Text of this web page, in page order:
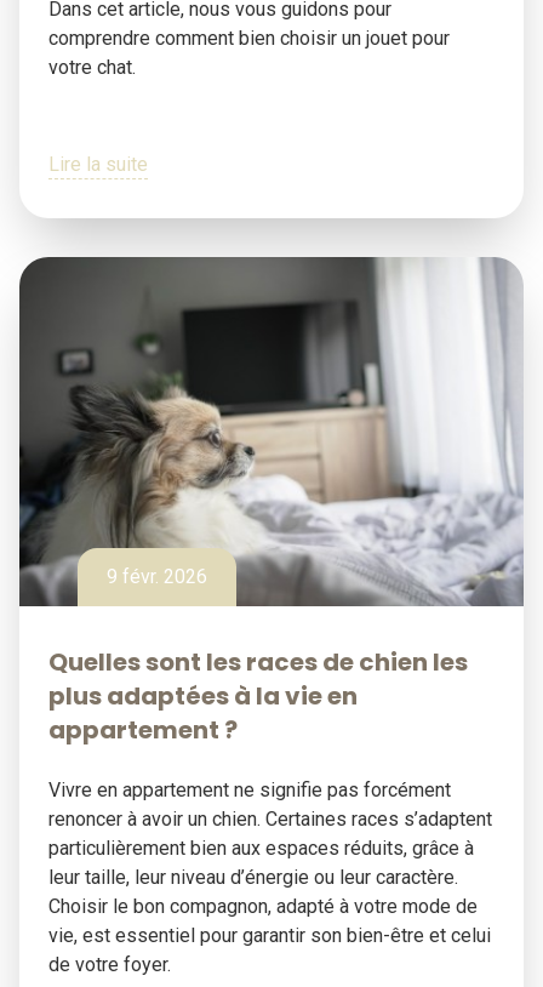
Dans cet article, nous vous guidons pour
comprendre comment bien choisir un jouet pour
votre chat.
Lire la suite
9 févr. 2026
Quelles sont les races de chien les
plus adaptées à la vie en
appartement ?
Vivre en appartement ne signifie pas forcément
renoncer à avoir un chien. Certaines races s’adaptent
particulièrement bien aux espaces réduits, grâce à
leur taille, leur niveau d’énergie ou leur caractère.
Choisir le bon compagnon, adapté à votre mode de
vie, est essentiel pour garantir son bien-être et celui
de votre foyer.